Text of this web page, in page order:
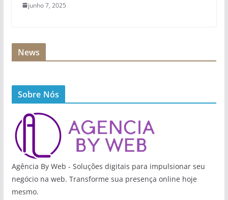
junho 7, 2025
News
Sobre Nós
Agência By Web - Soluções digitais para impulsionar seu
negócio na web. Transforme sua presença online hoje
mesmo.